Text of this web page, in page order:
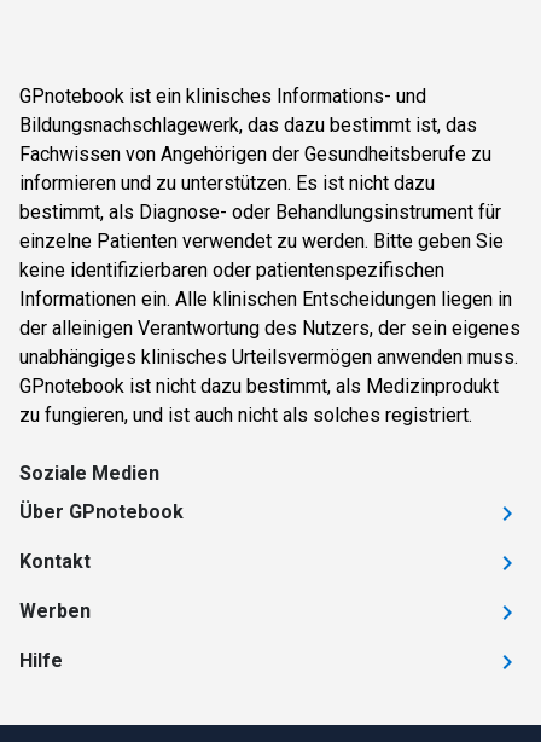
GPnotebook ist ein klinisches Informations- und
Bildungsnachschlagewerk, das dazu bestimmt ist, das
Fachwissen von Angehörigen der Gesundheitsberufe zu
informieren und zu unterstützen. Es ist nicht dazu
bestimmt, als Diagnose- oder Behandlungsinstrument für
einzelne Patienten verwendet zu werden. Bitte geben Sie
keine identifizierbaren oder patientenspezifischen
Informationen ein. Alle klinischen Entscheidungen liegen in
der alleinigen Verantwortung des Nutzers, der sein eigenes
unabhängiges klinisches Urteilsvermögen anwenden muss.
GPnotebook ist nicht dazu bestimmt, als Medizinprodukt
zu fungieren, und ist auch nicht als solches registriert.
Soziale Medien
Über GPnotebook
Kontakt
Werben
Hilfe